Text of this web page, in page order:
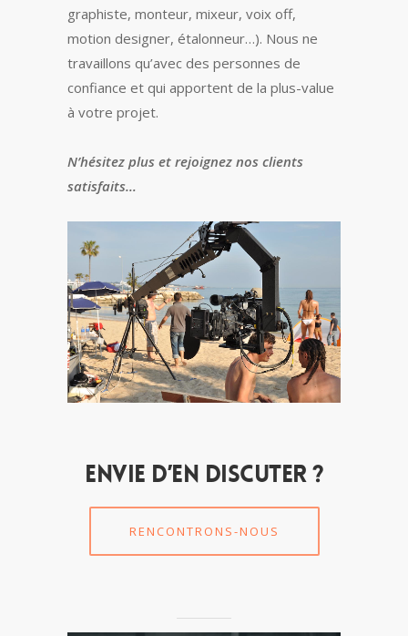
graphiste, monteur, mixeur, voix off,
motion designer, étalonneur…). Nous ne
travaillons qu’avec des personnes de
confiance et qui apportent de la plus-value
à votre projet.
N’hésitez plus et rejoignez nos clients
satisfaits…
Envie d’en discuter ?
RENCONTRONS-NOUS